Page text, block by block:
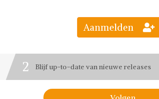
Bestel jouw favoriete looks
2 Blijf up-to-date van nieuwe releases
Deel de leukste items met vrienden
Aanmelden